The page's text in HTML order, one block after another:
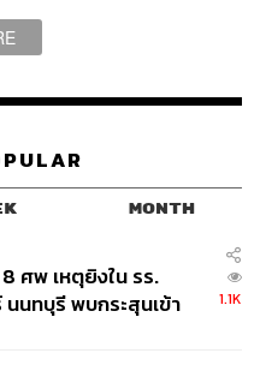
MONTH
ศพ เหตุยิงใน รร.
นทบุรี พบกระสุนเข้า
1.1K